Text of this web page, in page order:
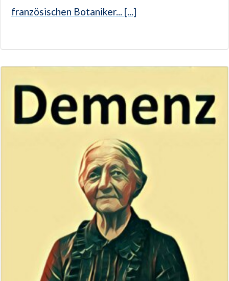
französischen Botaniker... [...]